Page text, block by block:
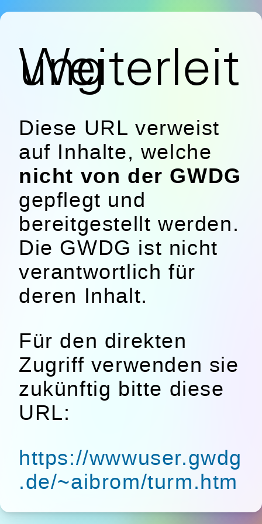
Weiterleitung
Diese URL verweist
auf Inhalte, welche
nicht von der GWDG
gepflegt und
bereitgestellt werden.
Die GWDG ist nicht
verantwortlich für
deren Inhalt.
Für den direkten
Zugriff verwenden sie
zukünftig bitte diese
URL:
https://wwwuser.gwdg
.de/~aibrom/turm.htm